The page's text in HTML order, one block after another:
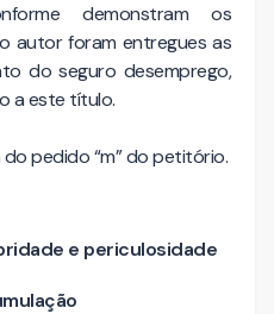
demonstram os
autor foram entregues as
do seguro desemprego,
a este título.
pedido “m” do petitório.
e periculosidade